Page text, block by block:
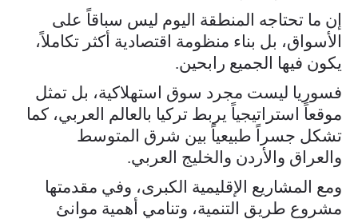
إن ما تحتاجه المنطقة اليوم ليس سباقاً على
الأسواق، بل بناء منظومة اقتصادية أكثر تكاملاً،
يكون فيها الجميع رابحين.
فسوريا ليست مجرد سوق استهلاكية، بل تمثل
موقعاً استراتيجياً يربط تركيا بالعالم العربي، كما
تشكل جسراً طبيعياً بين شرق المتوسط
والعراق والأردن والخليج العربي.
ومع المشاريع الإقليمية الكبرى، وفي مقدمتها
مشروع طريق التنمية، وتنامي أهمية موانئ